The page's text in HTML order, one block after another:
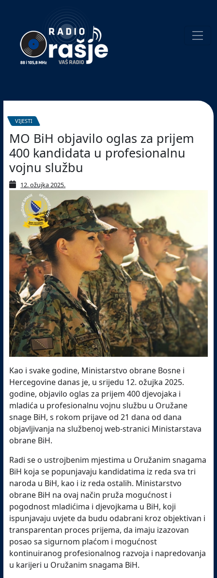
website!
VIJESTI
MO BiH objavilo oglas za prijem
400 kandidata u profesionalnu
vojnu službu
12. ožujka 2025.
Kao i svake godine, Ministarstvo obrane Bosne i
Hercegovine danas je, u srijedu 12. ožujka 2025.
godine, objavilo oglas za prijem 400 djevojaka i
mladića u profesionalnu vojnu službu u Oružane
snage BiH, s rokom prijave od 21 dana od dana
objavljivanja na službenoj web-stranici Ministarstava
obrane BiH.
Radi se o ustrojbenim mjestima u Oružanim snagama
BiH koja se popunjavaju kandidatima iz reda sva tri
naroda u BiH, kao i iz reda ostalih. Ministarstvo
obrane BiH na ovaj način pruža mogućnost i
pogodnost mladićima i djevojkama u BiH, koji
ispunjavaju uvjete da budu odabrani kroz objektivan i
transparentan proces prijema, da imaju izazovan
posao sa sigurnom plaćom i mogućnost
kontinuiranog profesionalnog razvoja i napredovanja
u karijeri u Oružanim snagama BiH.